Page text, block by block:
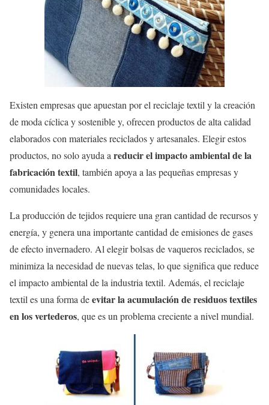
Existen empresas que apuestan por el reciclaje textil y la creación
de moda cíclica y sostenible y, ofrecen productos de alta calidad
elaborados con materiales reciclados y artesanales. Elegir estos
productos, no solo ayuda a reducir el impacto ambiental de la
fabricación textil, también apoya a las pequeñas empresas y
comunidades locales.
La producción de tejidos requiere una gran cantidad de recursos y
energía, y genera una importante cantidad de emisiones de gases
de efecto invernadero. Al elegir bolsas de vaqueros reciclados, se
minimiza la necesidad de nuevas telas, lo que significa que reduce
el impacto ambiental de la industria textil. Además, el reciclaje
textil es una forma deevitar la acumulación de residuos textiles
en los vertederos, que es un problema creciente a nivel mundial.